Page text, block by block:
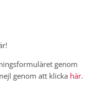
genom
genom att klicka här.